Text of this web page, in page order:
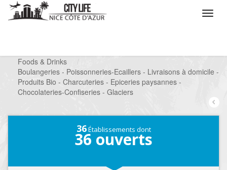
Foods & Drinks
/
Boulangeries - Poissonneries-Ecaillers - Livraisons à domicile -
Produits Bio - Charcuteries - Epiceries paysannes -
Chocolateries-Confiseries - Glaciers
36Établissements dont
36 ouverts